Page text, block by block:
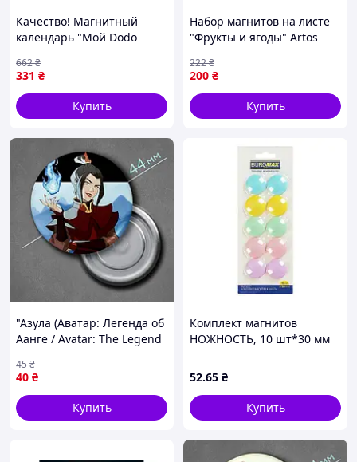
Качество! Магнитный
календарь "Мой Dodo
магнитов - Гарантия!
Сервис!
331 ₴
662₴
Купить
Набор магнитов на листе
"Фрукты и ягоды" Artos
200 ₴
222₴
Купить
"Азула (Аватар: Легенда об
Аанге / Avatar: The Legend
Ø44 мм
40 ₴
45₴
Купить
Комплект магнитов
НОЖНОСТЬ, 10 шт*30 мм
52.65 ₴
Купить